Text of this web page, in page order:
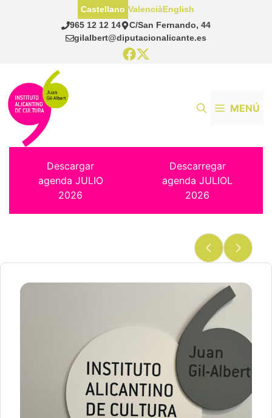
965 12 12 14
C/San Fernando, 44
gilalbert@diputacionalicante.es
Castellano ValenciàEnglish
MENÚ
Descargar
agenda JULIO
2026
Descarregar
agenda JULIOL
2026